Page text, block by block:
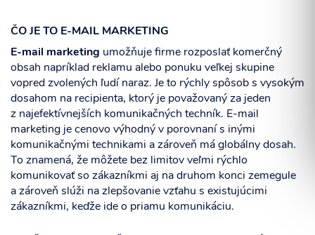
ČO JE TO E-MAIL MARKETING
E-mail marketing umožňuje firme rozposlať komerčný
obsah napríklad reklamu alebo ponuku veľkej skupine
vopred zvolených ľudí naraz. Je to rýchly spôsob s vysokým
dosahom na recipienta, ktorý je považovaný za jeden
z najefektívnejších komunikačných techník. E-mail
marketing je cenovo výhodný v porovnaní s inými
komunikačnými technikami a zároveň má globálny dosah.
To znamená, že môžete bez limitov veľmi rýchlo
komunikovať so zákazníkmi aj na druhom konci zemegule
a zároveň slúži na zlepšovanie vzťahu s existujúcimi
zákazníkmi, keďže ide o priamu komunikáciu.
Súhlasím so spracovaním osobných informácií.
ODOSLAŤ